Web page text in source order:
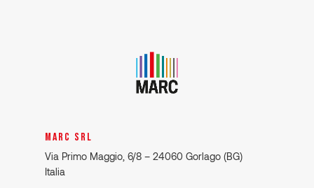
MARC SRL
Via Primo Maggio, 6/8 – 24060 Gorlago (BG)
Italia